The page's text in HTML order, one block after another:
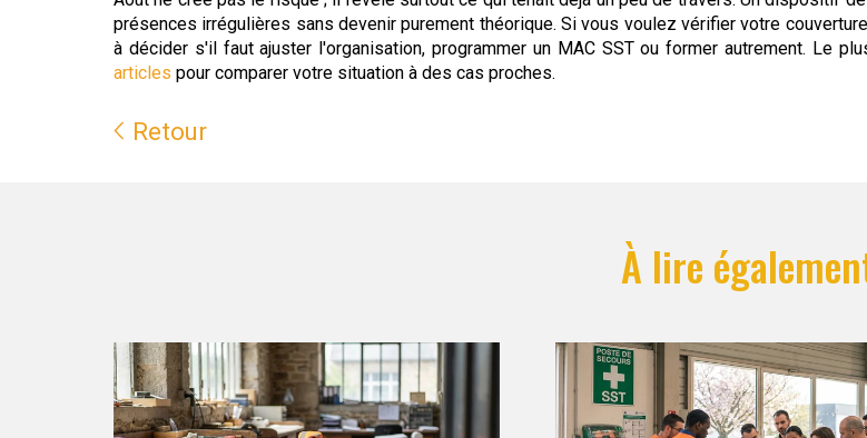
présences irrégulières sans devenir purement théorique. Si vous voulez vérifier votre
à décider s'il faut ajuster l'organisation, programmer un MAC SST ou former autrement. Le
articles pour comparer votre situation à des cas proches.
Retour
À lire